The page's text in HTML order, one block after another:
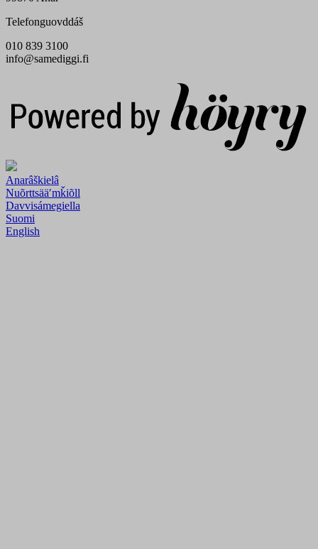
Telefonguovddáš
010 839 3100
info@samediggi.fi
Anarâškielâ
Nuõrttsääʹmǩiõll
Davvisámegiella
Suomi
English